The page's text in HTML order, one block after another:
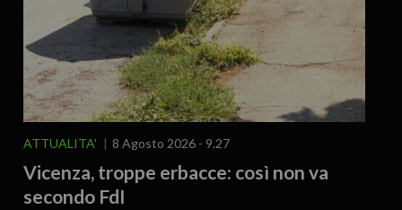
ATTUALITA' 8 Agosto 2026 - 9.27
Vicenza, troppe erbacce: così non va
secondo FdI